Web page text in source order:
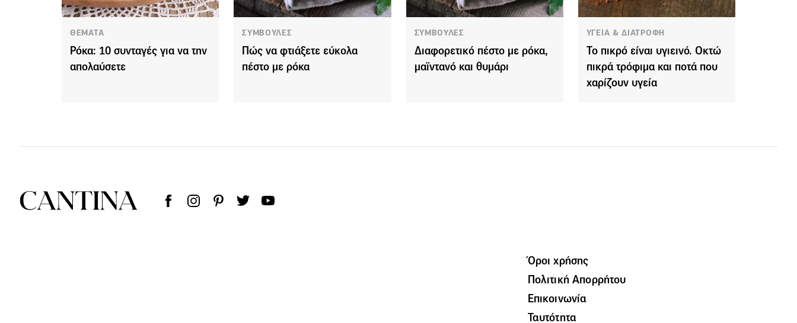
ΘΕΜΑΤΑ
Ρόκα: 10 συνταγές για να την
απολαύσετε
ΣΥΜΒΟΥΛΕΣ
Πώς να φτιάξετε εύκολα
πέστο με ρόκα
ΣΥΜΒΟΥΛΕΣ
Διαφορετικό πέστο με ρόκα,
μαϊντανό και θυμάρι
ΥΓΕΙΑ & ΔΙΑΤΡΟΦΗ
Το πικρό είναι υγιεινό. Οκτώ
πικρά τρόφιμα και ποτά που
χαρίζουν υγεία
Όροι χρήσης
Πολιτική Απορρήτου
Επικοινωνία
Ταυτότητα